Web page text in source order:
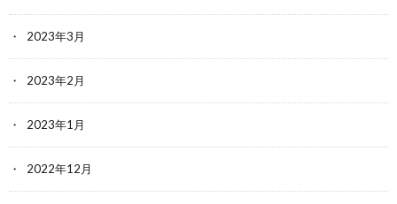
2023年3月
2023年2月
2023年1月
2022年12月